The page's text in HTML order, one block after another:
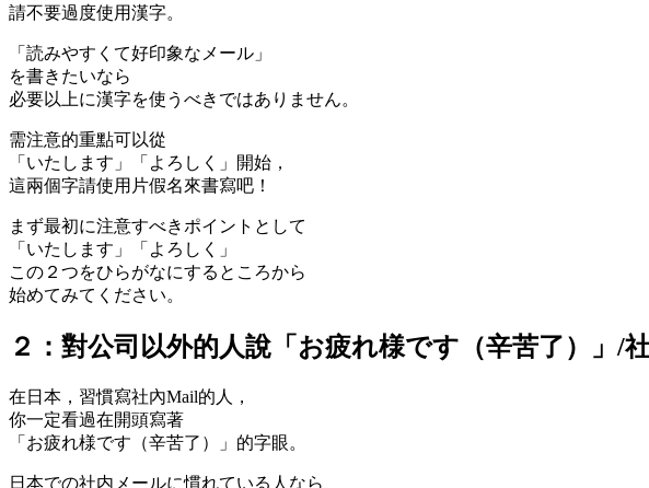
請不要過度使用漢字。
「読みやすくて好印象なメール」
を書きたいなら
必要以上に漢字を使うべきではありません。
需注意的重點可以從
「いたします」「よろしく」開始，
這兩個字請使用片假名來書寫吧！
まず最初に注意すべきポイントとして
「いたします」「よろしく」
この２つをひらがなにするところから
始めてみてください。
２：對公司以外的人說「お疲れ様です（辛苦了）」/
在日本，習慣寫社內Mail的人，
你一定看過在開頭寫著
「お疲れ様です（辛苦了）」 的字眼。
日本での社内メールに慣れている人なら